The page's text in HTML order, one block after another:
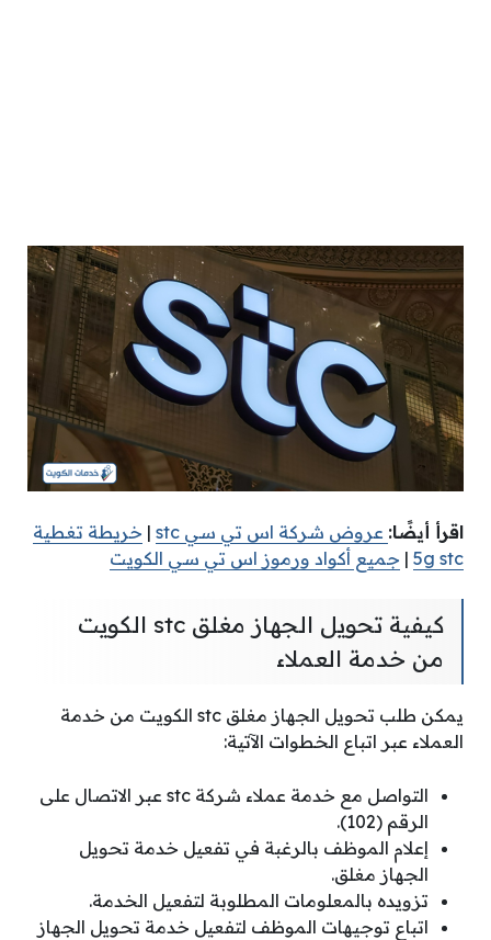
اقرأ أيضًا: عروض شركة اس تي سي stc | خريطة تغطية
5g stc
| جميع أكواد ورموز اس تي سي الكويت
كيفية تحويل الجهاز مغلق stc الكويت
من خدمة العملاء
يمكن طلب تحويل الجهاز مغلق stc الكويت من خدمة
العملاء عبر اتباع الخطوات الآتية:
التواصل مع خدمة عملاء شركة stc عبر الاتصال على
الرقم (102).
إعلام الموظف بالرغبة في تفعيل خدمة تحويل
الجهاز مغلق.
تزويده بالمعلومات المطلوبة لتفعيل الخدمة.
اتباع توجيهات الموظف لتفعيل خدمة تحويل الجهاز